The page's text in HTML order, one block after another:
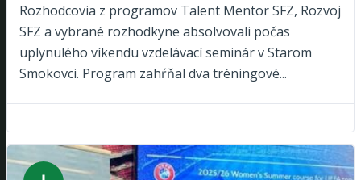
Rozhodcovia z programov Talent Mentor SFZ, Rozvoj
SFZ a vybrané rozhodkyne absolvovali počas
uplynulého víkendu vzdelávací seminár v Starom
Smokovci. Program zahŕňal dva tréningové...